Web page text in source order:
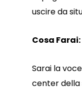
uscire da
Cosa Farai:
Sarai la
center della